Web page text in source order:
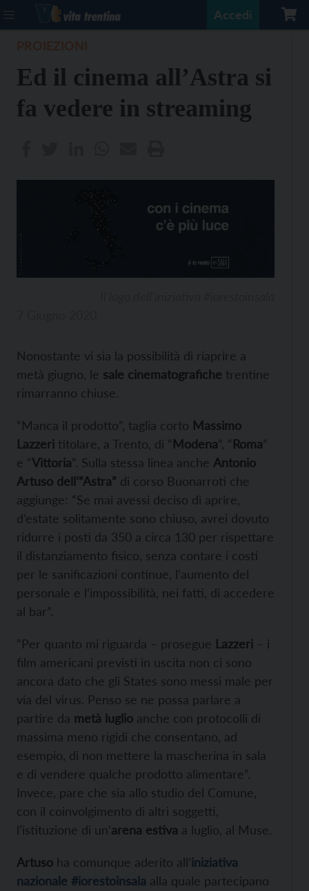
Accedi
Ed il cinema all’Astra si
fa vedere in streaming
Nonostante vi sia la possibilità di riaprire a
metà giugno, le sale cinematografiche trentine
rimarranno chiuse.
“Manca il prodotto”, taglia corto Massimo
Lazzeri titolare, a Trento, di “Modena”, “Roma”
e “Vittoria”. Sulla stessa linea anche Antonio
Artuso dell’”Astra” di corso Buonarroti che
aggiunge: “Se mai avessi deciso di aprire,
d’estate solitamente sono chiuso, avrei dovuto
ridurre i posti da 350 a circa 130 per rispettare
il distanziamento fisico, senza contare i costi
per le sanificazioni continue, l’aumento del
personale e l’impossibilità, nei fatti, di accedere
al bar”.
“Per quanto mi riguarda – prosegue Lazzeri – i
film americani previsti in uscita non ci sono
ancora dato che gli States sono messi male per
via del virus. Penso se ne possa parlare a
partire da metà luglio anche con protocolli di
massima meno rigidi che consentano, ad
esempio, di non mettere la mascherina in sala
e di vendere qualche prodotto alimentare”.
Invece, pare che sia allo studio del Comune,
con il coinvolgimento di altri soggetti,
l’istituzione di un’arena estiva a luglio, al Muse.
Artuso ha comunque aderito all’iniziativa
nazionale #iorestoinsala alla quale partecipano